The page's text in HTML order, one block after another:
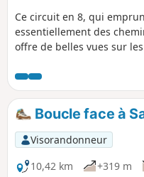
Ce circuit en 8, qui
essentiellement des
offre de belles vues sur
Boucle face à
Visorandonneur
10,42 km
+319 m